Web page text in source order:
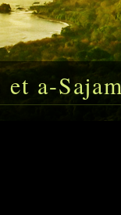
a-